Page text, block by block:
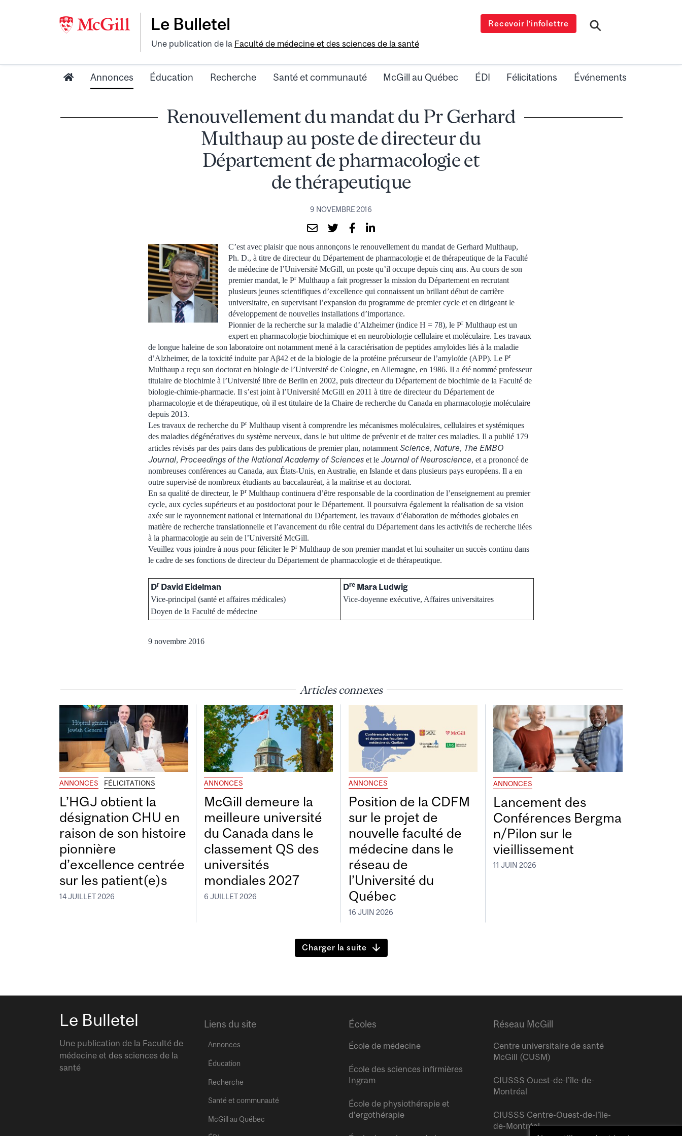
Le Bulletel
Une publication de la Faculté de médecine et des sciences de la santé
Recevoir l’infolettre
Annonces Éducation Recherche Santé et communauté McGill au Québec ÉDI Félicitations Événements
Renouvellement du mandat du Pr Gerhard
Multhaup au poste de directeur du
Département de pharmacologie et
de thérapeutique
9 NOVEMBRE 2016
C’est avec plaisir que nous annonçons le renouvellement du mandat de Gerhard Multhaup,
Ph. D., à titre de directeur du Département de pharmacologie et de thérapeutique de la Faculté
de médecine de l’Université McGill, un poste qu’il occupe depuis cinq ans. Au cours de son
premier mandat, le Pr Multhaup a fait progresser la mission du Département en recrutant
plusieurs jeunes scientifiques d’excellence qui connaissent un brillant début de carrière
universitaire, en supervisant l’expansion du programme de premier cycle et en dirigeant le
développement de nouvelles installations d’importance.
Pionnier de la recherche sur la maladie d’Alzheimer (indice H = 78), le Pr Multhaup est un
expert en pharmacologie biochimique et en neurobiologie cellulaire et moléculaire. Les travaux
de longue haleine de son laboratoire ont notamment mené à la caractérisation de peptides amyloïdes liés à la maladie
d’Alzheimer, de la toxicité induite par Aβ42 et de la biologie de la protéine précurseur de l’amyloïde (APP). Le Pr
Multhaup a reçu son doctorat en biologie de l’Université de Cologne, en Allemagne, en 1986. Il a été nommé professeur
titulaire de biochimie à l’Université libre de Berlin en 2002, puis directeur du Département de biochimie de la Faculté de
biologie-chimie-pharmacie. Il s’est joint à l’Université McGill en 2011 à titre de directeur du Département de
pharmacologie et de thérapeutique, où il est titulaire de la Chaire de recherche du Canada en pharmacologie moléculaire
depuis 2013.
Les travaux de recherche du Pr Multhaup visent à comprendre les mécanismes moléculaires, cellulaires et systémiques
des maladies dégénératives du système nerveux, dans le but ultime de prévenir et de traiter ces maladies. Il a publié 179
articles révisés par des pairs dans des publications de premier plan, notamment Science, Nature, The EMBO
Journal, Proceedings of the National Academy of Sciences et le Journal of Neuroscience, et a prononcé de
nombreuses conférences au Canada, aux États-Unis, en Australie, en Islande et dans plusieurs pays européens. Il a en
outre supervisé de nombreux étudiants au baccalauréat, à la maîtrise et au doctorat.
En sa qualité de directeur, le Pr Multhaup continuera d’être responsable de la coordination de l’enseignement au premier
cycle, aux cycles supérieurs et au postdoctorat pour le Département. Il poursuivra également la réalisation de sa vision
axée sur le rayonnement national et international du Département, les travaux d’élaboration de méthodes globales en
matière de recherche translationnelle et l’avancement du rôle central du Département dans les activités de recherche liées
à la pharmacologie au sein de l’Université McGill.
Veuillez vous joindre à nous pour féliciter le Pr Multhaup de son premier mandat et lui souhaiter un succès continu dans
le cadre de ses fonctions de directeur du Département de pharmacologie et de thérapeutique.
Dr David Eidelman
Vice-principal (santé et affaires médicales)
Doyen de la Faculté de médecine
Dre Mara Ludwig
Vice-doyenne exécutive, Affaires universitaires
9 novembre 2016
Articles connexes
ANNONCES FÉLICITATIONS
L’HGJ obtient la
désignation CHU en
raison de son histoire
pionnière
d’excellence centrée
sur les patient(e)s
14 JUILLET 2026
ANNONCES
McGill demeure la
meilleure université
du Canada dans le
classement QS des
universités
mondiales 2027
6 JUILLET 2026
ANNONCES
Position de la CDFM
sur le projet de
nouvelle faculté de
médecine dans le
réseau de
l’Université du
Québec
16 JUIN 2026
ANNONCES
Lancement des
Conférences Bergma
n/Pilon sur le
vieillissement
11 JUIN 2026
Charger la suite
Le Bulletel
Une publication de la Faculté de
médecine et des sciences de la
santé
Liens du site
Annonces
Éducation
Recherche
Santé et communauté
McGill au Québec
Écoles
École de médecine
École des sciences infirmières
Ingram
École de physiothérapie et
d’ergothérapie
Réseau McGill
Centre universitaire de santé
McGill (CUSM)
CIUSSS Ouest-de-l’île-de-
Montréal
CIUSSS Centre-Ouest-de-l’île-
de-Montréal